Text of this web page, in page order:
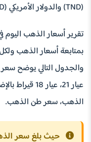
(TND) والدولار الأمريكي (USD).
تقرير أسعار الذهب
بمتابعة أسعار الذهب
عيار 21،
الذهب، سعر طن الذهب.
حيث بلغ سعر الذهب